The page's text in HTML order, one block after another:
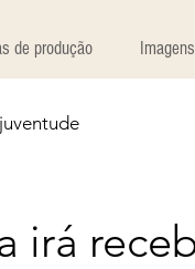
de produção Imagens
irá